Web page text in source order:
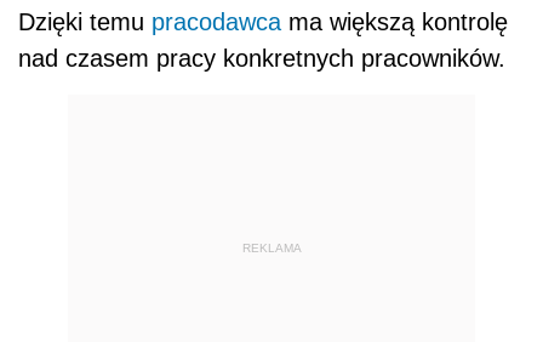
Dzięki temu pracodawca ma większą kontrolę
nad czasem pracy konkretnych pracowników.
REKLAMA